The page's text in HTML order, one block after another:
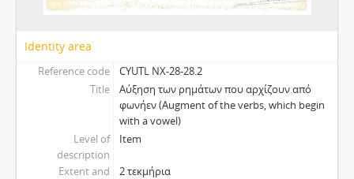
Identity area
Reference code
CYUTL NX-28-28.2
Title
Αύξηση των ρημάτων που αρχίζουν από
φωνήεν (Augment of the verbs, which begin
with a vowel)
Level of
description
Item
Extent and
2 τεκμήρια